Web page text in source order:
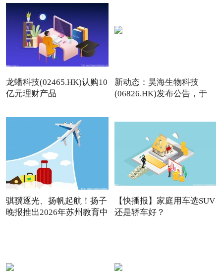
龙蟠科技(02465.HK)认购10
亿元理财产品
新动态：昊海生物科技
(06826.HK)发布公告，于
骐骥逐光、扬帆起航！扬子
晚报推出2026年苏州教育中
【快播报】家庭用车选SUV
还是轿车好？